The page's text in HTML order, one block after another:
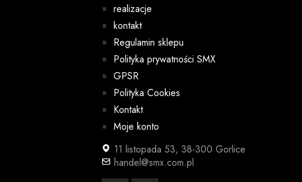
realizacje
kontakt
Regulamin sklepu
Polityka prywatności SMX
GPSR
Polityka Cookies
Kontakt
Moje konto
11 listopada 53, 38-300 Gorlice
handel@smx.com.pl